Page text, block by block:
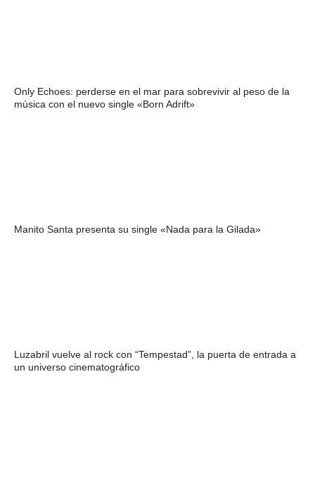
Only Echoes: perderse en el mar para sobrevivir al peso de la
música con el nuevo single «Born Adrift»
Manito Santa presenta su single «Nada para la Gilada»
Luzabril vuelve al rock con “Tempestad”, la puerta de entrada a
un universo cinematográfico